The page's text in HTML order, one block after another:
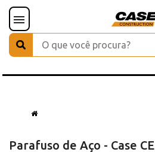
Parafuso de Aço - Case CE